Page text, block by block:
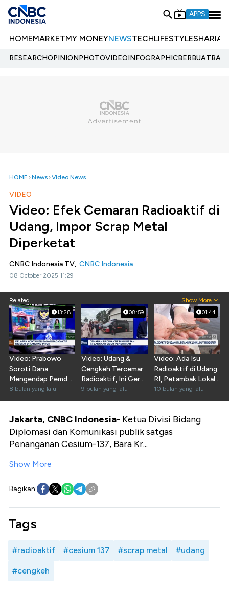
APPS
HOMEMARKETMY MONEYNEWSTECHLIFESTYLESHARIA
RESEARCHOPINIONPHOTOVIDEOINFOGRAPHIC
HOME News Video News
VIDEO
Video: Efek Cemaran Radioaktif di
Udang, Impor Scrap Metal
Diperketat
CNBC Indonesia TV, CNBC Indonesia
08 October 2025 11:29
Related Show More
13:28
Video: Prabowo
Soroti Dana
Mengendap Pemda
- Ada 1.180 PHK di
Oktober
8 bulan yang lalu
08:59
Video: Udang &
Cengkeh Tercemar
Radioaktif, Ini Gerak
Cepat Pemerintah
9 bulan yang lalu
01:44
Video: Ada Isu
Radioaktif di Udang
RI, Petambak Lokal
Ikut Menderita
10 bulan yang lalu
Jakarta, CNBC Indonesia- Ketua Divisi Bidang
Diplomasi dan Komunikasi publik satgas
Penanganan Cesium-137, Bara Kr...
Show More
Bagikan:
Tags
#radioaktif #cesium 137 #scrap metal #udang
#cengkeh